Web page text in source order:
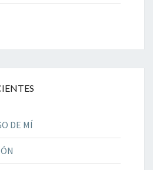
DE MÍ